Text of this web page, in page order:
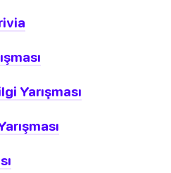
Yarışması